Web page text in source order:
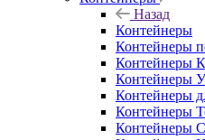
Назад
Контейнеры
Контейнеры
Контейнеры
Контейнеры
Контейнеры
Контейнеры